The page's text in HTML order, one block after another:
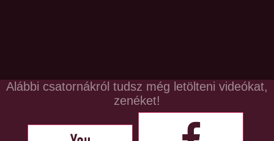
Alábbi csatornákról tudsz még letölteni videókat,
zenéket!